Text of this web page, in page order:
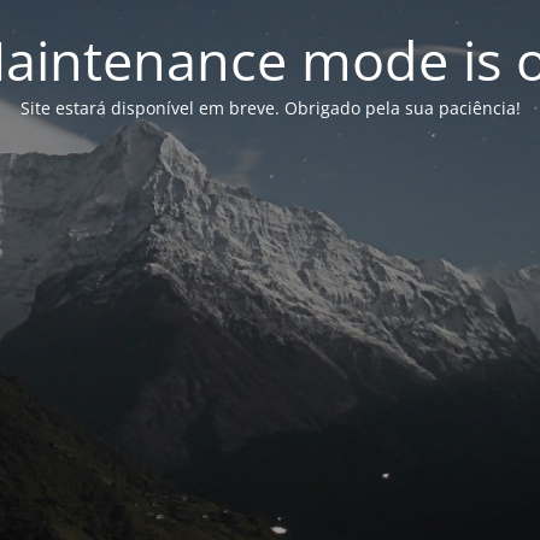
mode is
Site estará disponível em breve. Obrigado pela sua paciência!